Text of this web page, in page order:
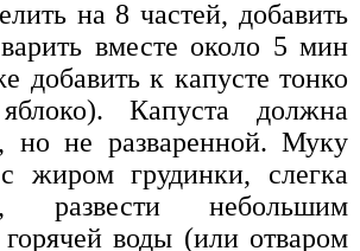
на 8 частей, добавить
вместе около 5 мин
добавить к капусте тонко
Капуста должна
но не разваренной. Муку
жиром грудинки, слегка
развести небольшим
воды (или отваром